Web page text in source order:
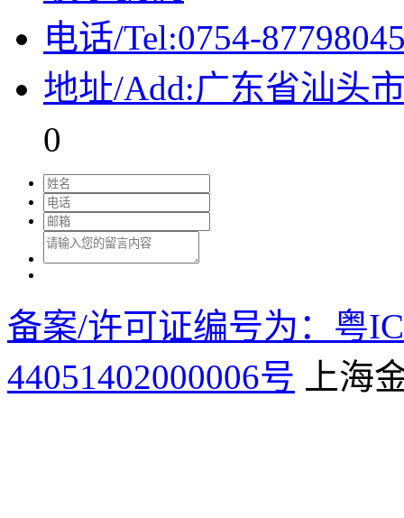
电话/Tel:0754-
地址/Add:广东省汕头
0
备案/许可证编号为：粤
44051402000006号 上海